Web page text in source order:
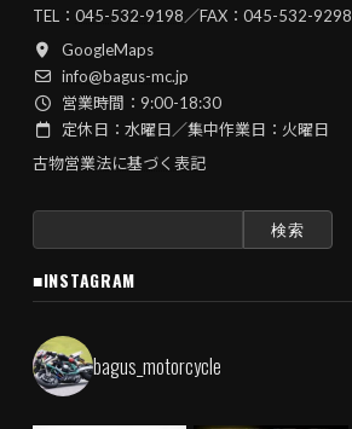
TEL： 045-532-9198／FAX：045-532-9298
GoogleMaps
info@bagus-mc.jp
営業時間：9:00-18:30
定休日：水曜日／集中作業日：火曜日
古物営業法に基づく表記
■INSTAGRAM
bagus_motorcycle